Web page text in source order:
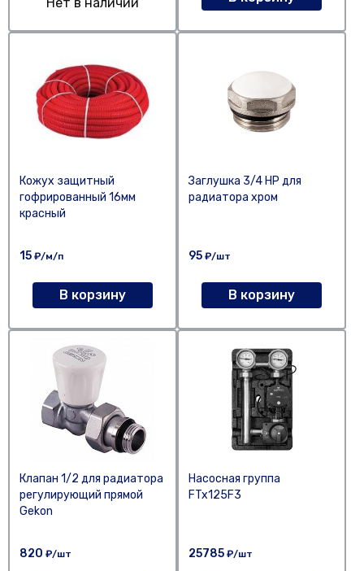
Кожух защитный
гофрированный 16мм
красный
15 ₽/м/п
В корзину
Заглушка 3/4 НР для
радиатора хром
95 ₽/шт
В корзину
Клапан 1/2 для радиатора
регулирующий прямой
Gekon
820 ₽/шт
Насосная группа
FTx125F3
25785 ₽/шт